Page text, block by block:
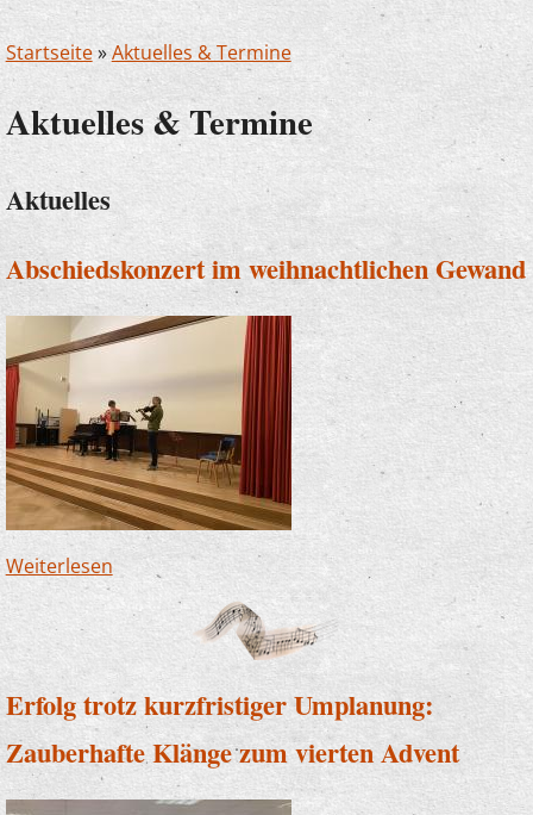
Startseite»Aktuelles & Termine
Aktuelles & Termine
Aktuelles
Abschiedskonzert im weihnachtlichen Gewand
Weiterlesen über Abschiedskonzert im weihnachtlichen
Gewand
Erfolg trotz kurzfristiger Umplanung:
Zauberhafte Klänge zum vierten Advent